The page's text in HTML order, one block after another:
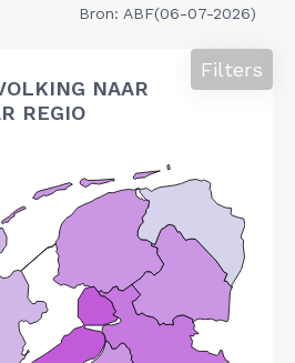
Bron: ABF(06-07-2026)
NAAR
REGIO
Filters